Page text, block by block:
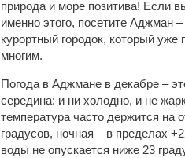
природа и море позитива! Если
именно этого, посетите Аджман
курортный городок, который уже
многим.
Погода в Аджмане в декабре –
середина: и ни холодно, и не
температура часто держится на
градусов, ночная – в пределах
воды не опускается ниже 23